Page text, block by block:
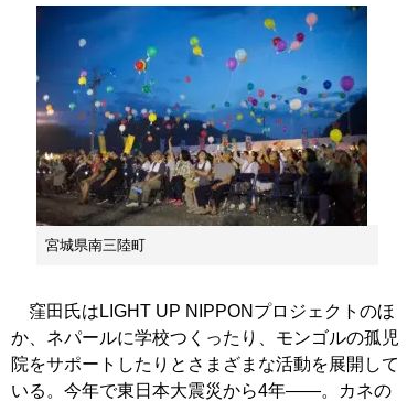
宮城県南三陸町
窪田氏はLIGHT UP NIPPONプロジェクトのほ
か、ネパールに学校つくったり、モンゴルの孤児
院をサポートしたりとさまざまな活動を展開して
いる。今年で東日本大震災から4年――。カネの